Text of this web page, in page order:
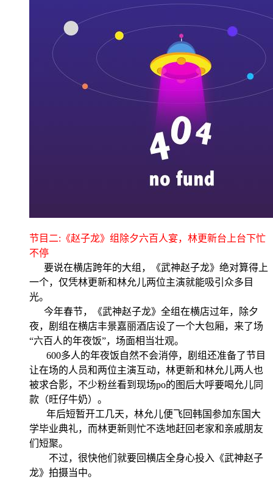
节目二:《赵子龙》组除夕六百人宴，林更新台上台下忙
不停
要说在横店跨年的大组，《武神赵子龙》绝对算得上
一个，仅凭林更新和林允儿两位主演就能吸引众多目
光。
今年春节，《武神赵子龙》全组在横店过年，除夕
夜，剧组在横店丰景嘉丽酒店设了一个大包厢，来了场
“六百人的年夜饭”，场面相当壮观。
600多人的年夜饭自然不会消停，剧组还准备了节目
让在场的人员和两位主演互动，林更新和林允儿两人也
被求合影，不少粉丝看到现场po的图后大呼要喝允儿同
款（旺仔牛奶）。
年后短暂开工几天，林允儿便飞回韩国参加东国大
学毕业典礼，而林更新则忙不迭地赶回老家和亲戚朋友
们短聚。
不过，很快他们就要回横店全身心投入《武神赵子
龙》拍摄当中。